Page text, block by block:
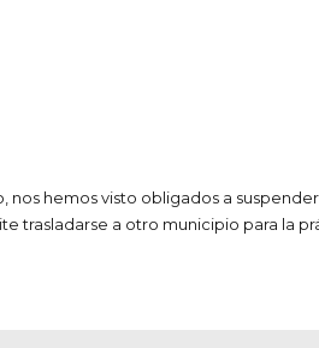
hemos visto obligados a
trasladarse a otro municipio para la